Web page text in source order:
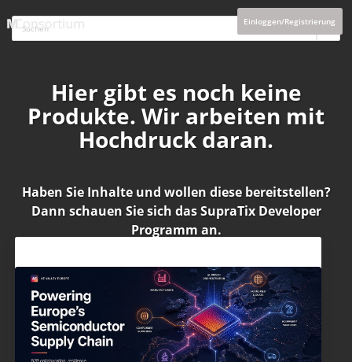
Einloggen/Registrierung
Hier gibt es noch keine
Produkte. Wir arbeiten mit
Hochdruck daran.
Haben Sie Inhalte und wollen diese bereitstellen?
Dann schauen Sie sich dasSupraTix Developer
Programm an.